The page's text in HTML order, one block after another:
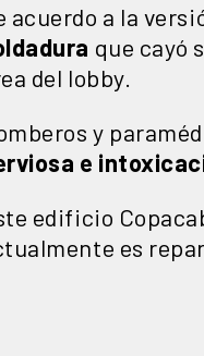
acuerdo a la
que cayó
del lobby.
y
e
edificio
es